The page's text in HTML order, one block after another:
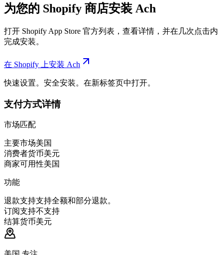
为您的 Shopify 商店安装 Ach
打开 Shopify App Store 官方列表，查看详情，并在几次点击内
完成安装。
在 Shopify 上安装 Ach
快速设置。安全安装。在新标签页中打开。
支付方式详情
市场匹配
主要市场美国
消费者货币美元
商家可用性美国
功能
退款支持支持全额和部分退款。
订阅支持不支持
结算货币美元